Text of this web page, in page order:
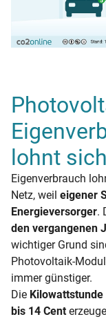
lohnt
Eigenverbrauch
Netz, weil eigener
Energieversorger.
den vergangenen
wichtiger Grund
Photovoltaik-
immer günstiger.
Die
bis 14 Cent